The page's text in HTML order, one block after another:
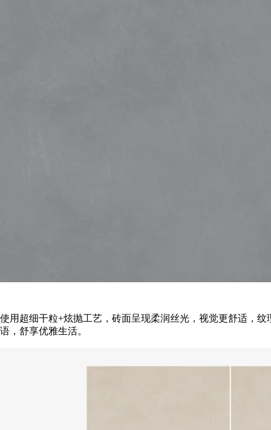
使用超细干粒+炫抛工艺，砖面呈现柔润丝光，视觉更舒适，
语，舒享优雅生活。